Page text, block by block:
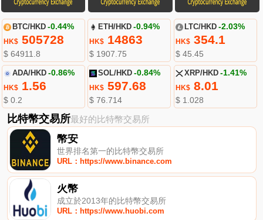
BTC/HKD -0.44%
HK$505728
$ 64911.8
ETH/HKD -0.94%
HK$ 14863
$ 1907.75
LTC/HKD -2.03%
HK$354.1
$ 45.45
ADA/HKD -0.86%
HK$1.56
$ 0.2
SOL/HKD -0.84%
HK$ 597.68
$ 76.714
XRP/HKD -1.41%
HK$8.01
$ 1.028
比特幣交易所最好的比特幣交易所
幣安
世界排名第一的比特幣交易所
URL：https://www.binance.com
火幣
成立於2013年的比特幣交易所
URL：https://www.huobi.com